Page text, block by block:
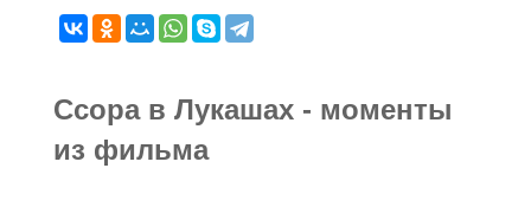
Ссора в Лукашах - моменты
из фильма